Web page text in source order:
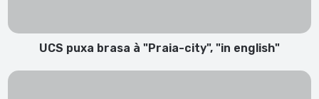
UCS puxa brasa à "Praia-city", "in english"
Lançada